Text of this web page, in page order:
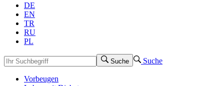
DE
EN
TR
RU
PL
Suche Suche
Vorbeugen